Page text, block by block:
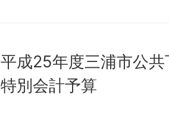
平成25年度三浦市公
特別会計予算